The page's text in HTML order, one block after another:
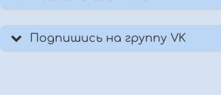
Подпишись на группу VK